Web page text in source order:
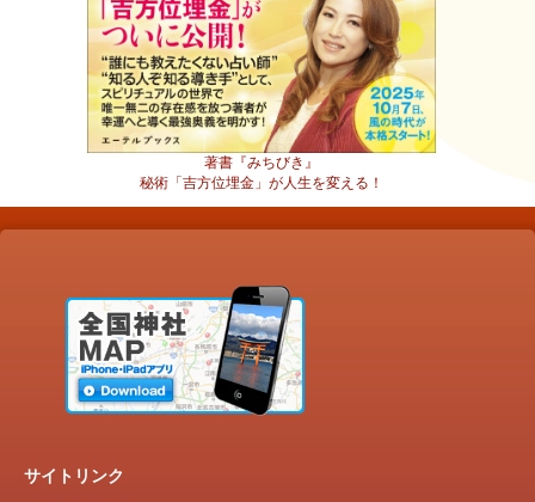
著書『みちびき』
秘術「吉方位埋金」が人生を変える！
サイトリンク